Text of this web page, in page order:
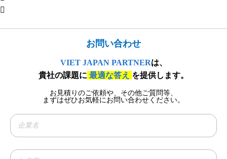
お問い合わせ​
VIET JAPAN PARTNERは、
貴社の課題に 最適な答え を提供します。
お見積りのご依頼や、その他ご質問等、​
まずはぜひお気軽にお問い合わせください。​